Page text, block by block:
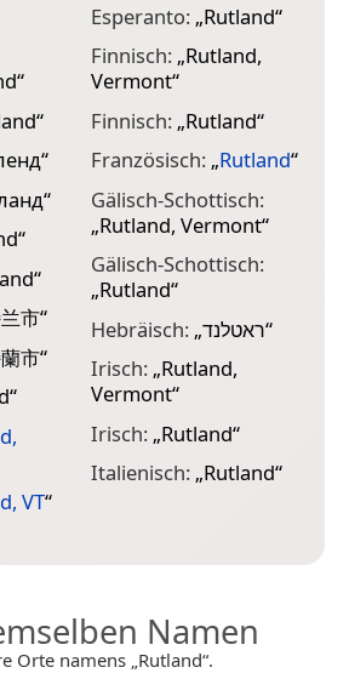
“
“
“
“
“
“
市“
市“
“
VT“
Esperanto: „Rutland“
Finnisch: „Rutland,
Vermont“
Finnisch: „Rutland“
Französisch: „Rutland“
Gälisch-Schottisch:
„Rutland, Vermont“
Gälisch-Schottisch:
„Rutland“
Hebräisch: „ראטלנד“
Irisch: „Rutland,
Vermont“
Irisch: „Rutland“
Italienisch: „Rutland“
Namen
Orte namens „Rutland“.